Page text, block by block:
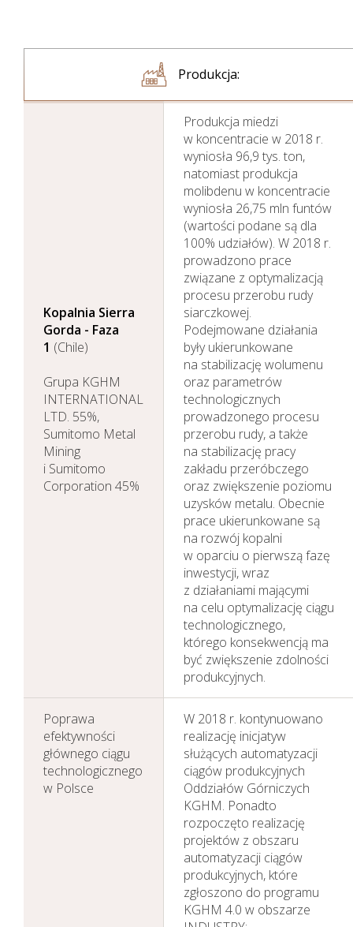
Produkcja:
Kopalnia Sierra
Gorda - Faza
1 (Chile)
Grupa KGHM
INTERNATIONAL
LTD. 55%,
Sumitomo Metal
Mining
i Sumitomo
Corporation 45%
Produkcja miedzi
w koncentracie w 2018 r.
wyniosła 96,9 tys. ton,
natomiast produkcja
molibdenu w koncentracie
wyniosła 26,75 mln funtów
(wartości podane są dla
100% udziałów). W 2018 r.
prowadzono prace
związane z optymalizacją
procesu przerobu rudy
siarczkowej.
Podejmowane działania
były ukierunkowane
na stabilizację wolumenu
oraz parametrów
technologicznych
prowadzonego procesu
przerobu rudy, a także
na stabilizację pracy
zakładu przeróbczego
oraz zwiększenie poziomu
uzysków metalu. Obecnie
prace ukierunkowane są
na rozwój kopalni
w oparciu o pierwszą fazę
inwestycji, wraz
z działaniami mającymi
na celu optymalizację ciągu
technologicznego,
którego konsekwencją ma
być zwiększenie zdolności
produkcyjnych.
Poprawa
efektywności
głównego ciągu
technologicznego
w Polsce
W 2018 r. kontynuowano
realizację inicjatyw
służących automatyzacji
ciągów produkcyjnych
Oddziałów Górniczych
KGHM. Ponadto
rozpoczęto realizację
projektów z obszaru
automatyzacji ciągów
produkcyjnych, które
zgłoszono do programu
KGHM 4.0 w obszarze